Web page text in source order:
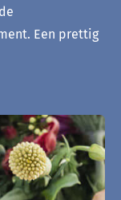
Een prettig